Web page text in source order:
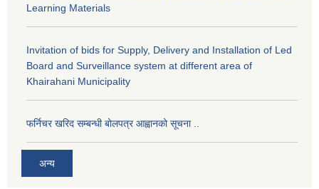
Learning Materials
Invitation of bids for Supply, Delivery and Installation of Led
Board and Surveillance system at different area of
Khairahani Municipality
फर्निचर खरिद सम्बन्धी बोलपत्र आह्वानको सूचना ..
अन्य